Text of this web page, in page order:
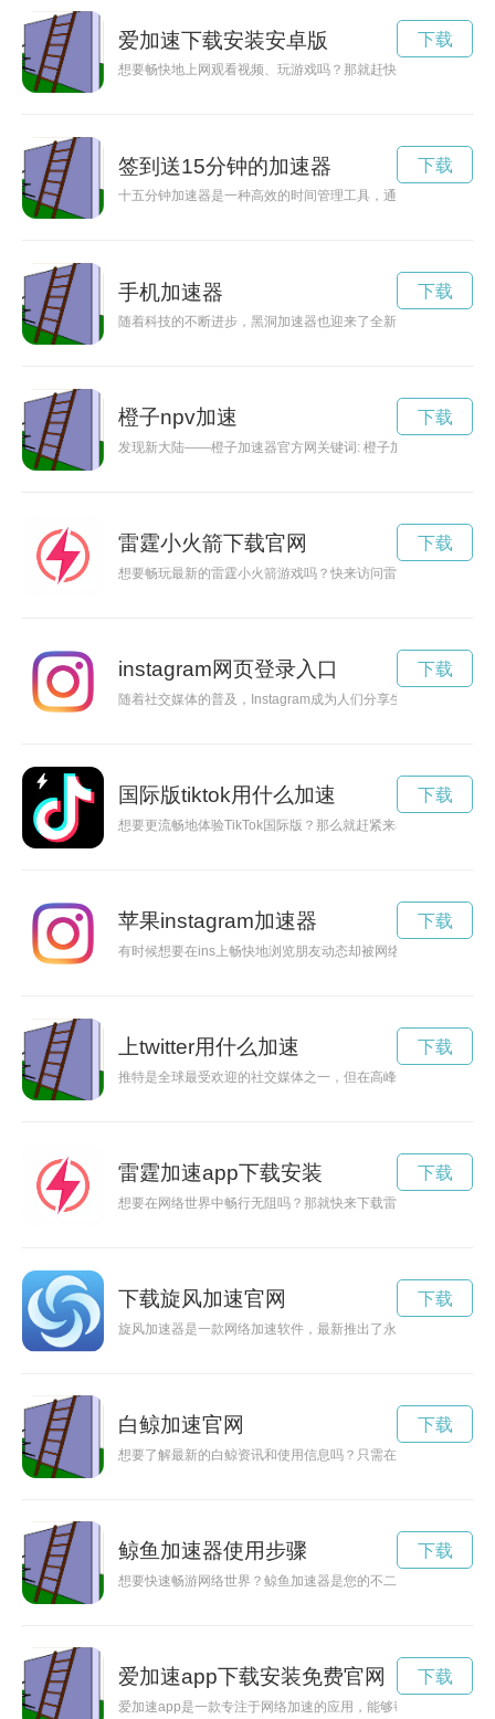
爱加速下载安装安卓版
想要畅快地上网观看视频、玩游戏吗？那就赶快下载安装爱加
下载
签到送15分钟的加速器
十五分钟加速器是一种高效的时间管理工具，通过合理规划和
下载
手机加速器
随着科技的不断进步，黑洞加速器也迎来了全新的2023最新版
下载
橙子npv加速
发现新大陆——橙子加速器官方网关键词: 橙子加速器、网络加
下载
雷霆小火箭下载官网
想要畅玩最新的雷霆小火箭游戏吗？快来访问雷霆小火箭下载
下载
instagram网页登录入口
随着社交媒体的普及，Instagram成为人们分享生活的重要平台
下载
国际版tiktok用什么加速
想要更流畅地体验TikTok国际版？那么就赶紧来看看下面的加速
下载
苹果instagram加速器
有时候想要在ins上畅快地浏览朋友动态却被网络限制所困扰？
下载
上twitter用什么加速
推特是全球最受欢迎的社交媒体之一，但在高峰时段，用户可
下载
雷霆加速app下载安装
想要在网络世界中畅行无阻吗？那就快来下载雷轰加速app官
下载
下载旋风加速官网
旋风加速器是一款网络加速软件，最新推出了永久免费版，可
下载
白鲸加速官网
想要了解最新的白鲸资讯和使用信息吗？只需在官网下载安装
下载
鲸鱼加速器使用步骤
想要快速畅游网络世界？鲸鱼加速器是您的不二选择！现在可
下载
爱加速app下载安装免费官网
爱加速app是一款专注于网络加速的应用，能够帮助用户提升
下载